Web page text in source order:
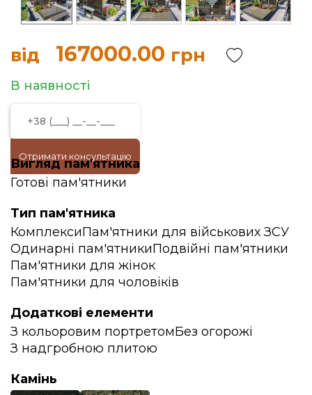
від 167000.00 грн
В наявності
Отримати консультацію
Вигляд пам'ятника
Готові пам'ятники
Тип пам'ятника
КомплексиПам'ятники для військових ЗСУ
Одинарні пам'ятникиПодвійні пам'ятники
Пам'ятники для жінок
Пам'ятники для чоловіків
Додаткові елементи
З кольоровим портретомБез огорожі
З надгробною плитою
Камінь